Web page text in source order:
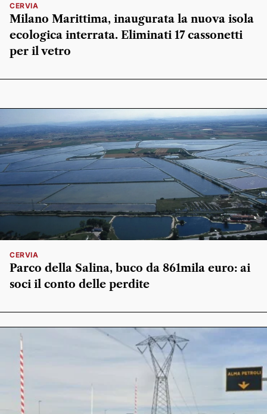
CERVIA
Milano Marittima, inaugurata la nuova isola
ecologica interrata. Eliminati 17 cassonetti
per il vetro
CERVIA
Parco della Salina, buco da 861mila euro: ai
soci il conto delle perdite